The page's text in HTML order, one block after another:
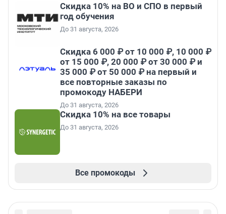
Скидка 10% на ВО и СПО в первый
год обучения
До 31 августа, 2026
Скидка 6 000 ₽ от 10 000 ₽, 10 000 ₽
от 15 000 ₽, 20 000 ₽ от 30 000 ₽ и
35 000 ₽ от 50 000 ₽ на первый и
все повторные заказы по
промокоду НАБЕРИ
До 31 августа, 2026
Скидка 10% на все товары
До 31 августа, 2026
Все промокоды